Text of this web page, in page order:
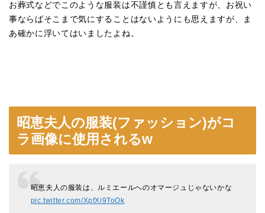
お葬式などでこのような服装は不謹慎とも言えますが、お祝い
事ならばそこまで気にすることはないようにも思えますが、ま
あ確かに浮いてはいましたよね。
昭恵夫人の服装(ファッション)がコ
ラ画像に使用されるw
昭恵夫人の服装は、ルミエールへのオマージュじゃないかな
pic.twitter.com/XpfXi9ToOk